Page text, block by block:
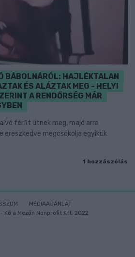
BÁBOLNÁRÓL: HAJLÉKTALAN
ÉS ALÁZTAK MEG - HELYI
A RENDŐRSÉG MÁR
férfit ütnek meg, majd arra
ereszkedve megcsókolja egyikük
1 hozzászólás
MÉDIAAJÁNLAT
- Kő a Mezőn Nonprofit Kft. 2022